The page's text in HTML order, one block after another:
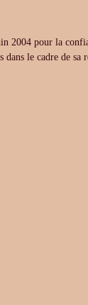
2004 pour la
le cadre de sa